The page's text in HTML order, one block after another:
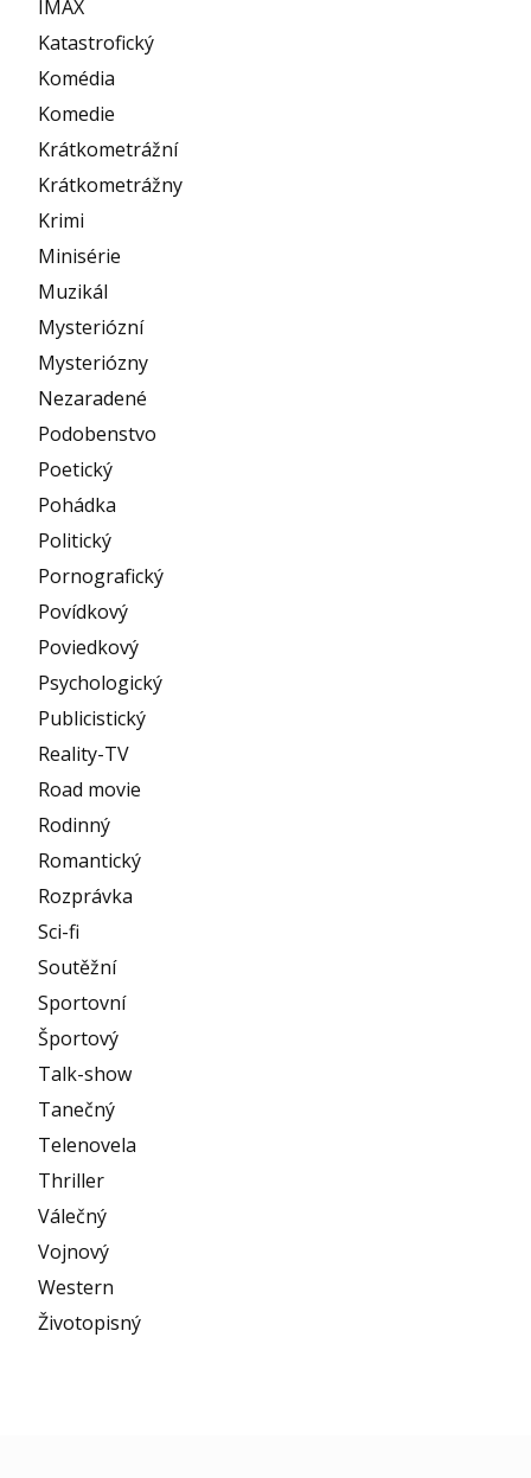
IMAX
Katastrofický
Komédia
Komedie
Krátkometrážní
Krátkometrážny
Krimi
Minisérie
Muzikál
Mysteriózní
Mysteriózny
Nezaradené
Podobenstvo
Poetický
Pohádka
Politický
Pornografický
Povídkový
Poviedkový
Psychologický
Publicistický
Reality-TV
Road movie
Rodinný
Romantický
Rozprávka
Sci-fi
Soutěžní
Sportovní
Športový
Talk-show
Tanečný
Telenovela
Thriller
Válečný
Vojnový
Western
Životopisný